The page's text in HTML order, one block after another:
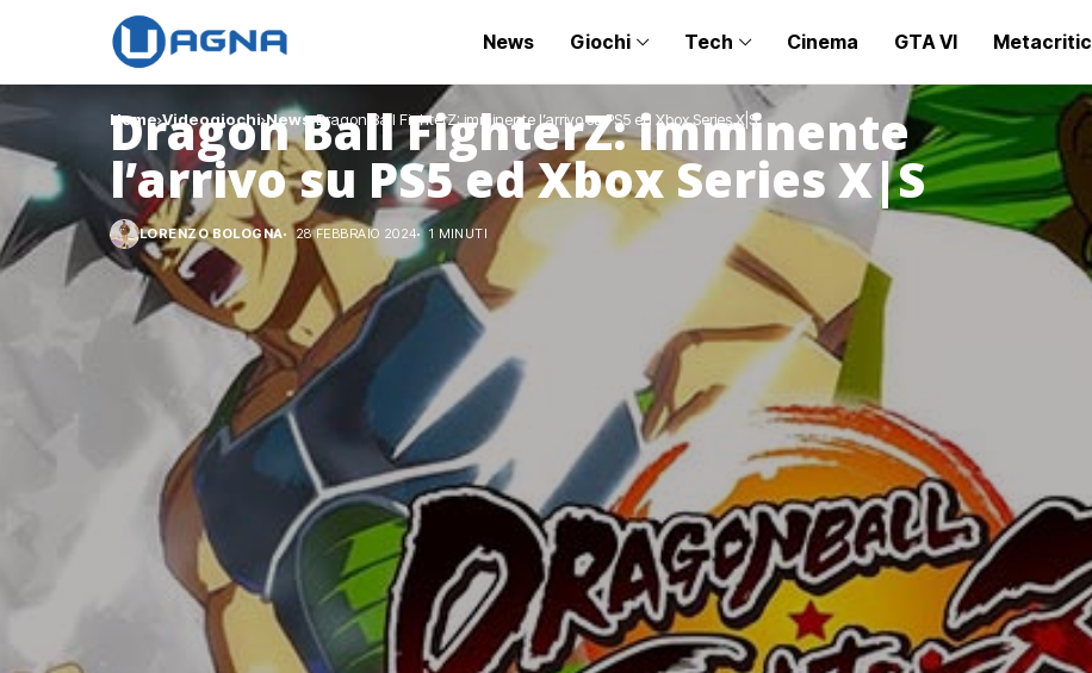
News Giochi Tech Cinema GTA VI Metacritic
Home Videogiochi News Dragon Ball FighterZ: imminente l’arrivo su PS5 ed Xbox Series X|S
Dragon Ball FighterZ: imminente
l’arrivo su PS5 ed Xbox Series X|S
LORENZO BOLOGNA 28 FEBBRAIO 2024 1 MINUTI